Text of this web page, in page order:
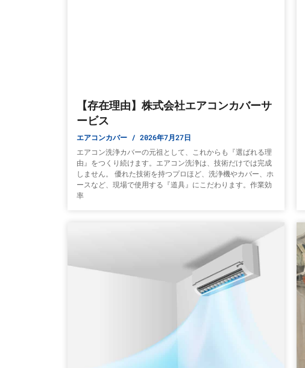
【存在理由】株式会社エアコンカバーサ
ービス
エアコンカバー 2026年7月27日
エアコン洗浄カバーの元祖として、これからも『選ばれる理
由』をつくり続けます。エアコン洗浄は、技術だけでは完成
しません。 優れた技術を持つプロほど、洗浄機やカバー、ホ
ースなど、現場で使用する『道具』にこだわります。作業効
率